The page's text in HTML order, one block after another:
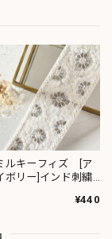
ルキーフィズ [ア
ボリー]インド刺繍
¥440